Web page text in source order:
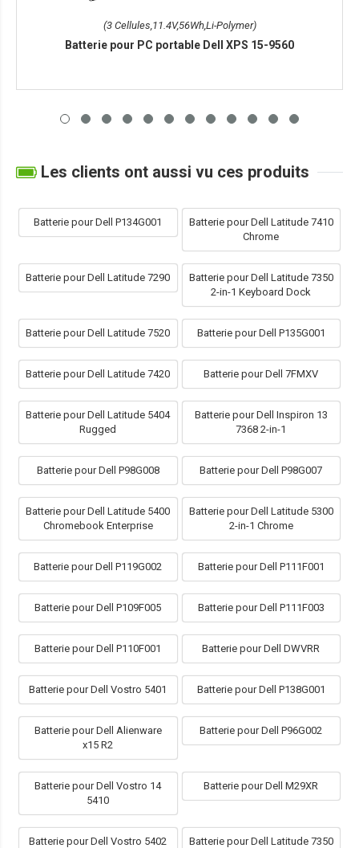
(3 Cellules,11.4V,56Wh,Li-Polymer)
Batterie pour PC portable Dell XPS 15-9560
Les clients ont aussi vu ces produits
Batterie pour Dell P134G001
Batterie pour Dell Latitude 7410
Chrome
Batterie pour Dell Latitude 7290
Batterie pour Dell Latitude 7350
2-in-1 Keyboard Dock
Batterie pour Dell Latitude 7520 Batterie pour Dell P135G001
Batterie pour Dell Latitude 7420 Batterie pour Dell 7FMXV
Batterie pour Dell Latitude 5404
Rugged
Batterie pour Dell Inspiron 13
7368 2-in-1
Batterie pour Dell P98G008 Batterie pour Dell P98G007
Batterie pour Dell Latitude 5400
Chromebook Enterprise
Batterie pour Dell Latitude 5300
2-in-1 Chrome
Batterie pour Dell P119G002 Batterie pour Dell P111F001
Batterie pour Dell P109F005 Batterie pour Dell P111F003
Batterie pour Dell P110F001 Batterie pour Dell DWVRR
Batterie pour Dell Vostro 5401 Batterie pour Dell P138G001
Batterie pour Dell Alienware
x15 R2
Batterie pour Dell P96G002
Batterie pour Dell Vostro 14
5410
Batterie pour Dell M29XR
Batterie pour Dell Vostro 5402
Batterie pour Dell Latitude 7350